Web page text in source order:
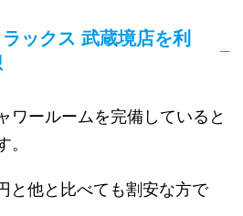
ックス 武蔵境店を利
ワールームを完備していると
。
と他と比べても割安な方で